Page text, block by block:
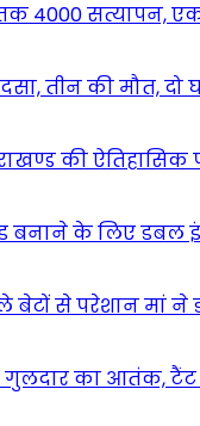
सत्यापन, एक
तीन की मौत, दो
की
बनाने के लिए
से परेशान मां ने
गुलदार का आतंक,